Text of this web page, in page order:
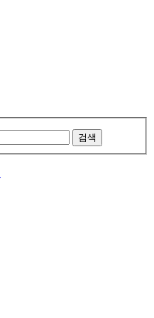
검색